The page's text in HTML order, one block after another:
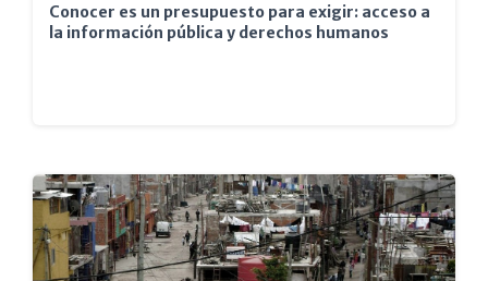
Conocer es un presupuesto para exigir: acceso a
la información pública y derechos humanos